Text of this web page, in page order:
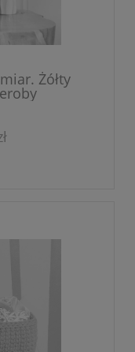
Żółty